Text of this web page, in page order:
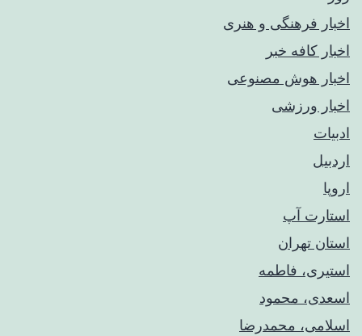
اخبار فرهنگی و هنری
اخبار کافه خبر
اخبار هوش مصنوعی
اخبار ورزشی
ادبیات
اردبیل
اروپا
استارت آپ
استان تهران
استیری، فاطمه
اسعدی، محمود
اسلامی، محمدرضا